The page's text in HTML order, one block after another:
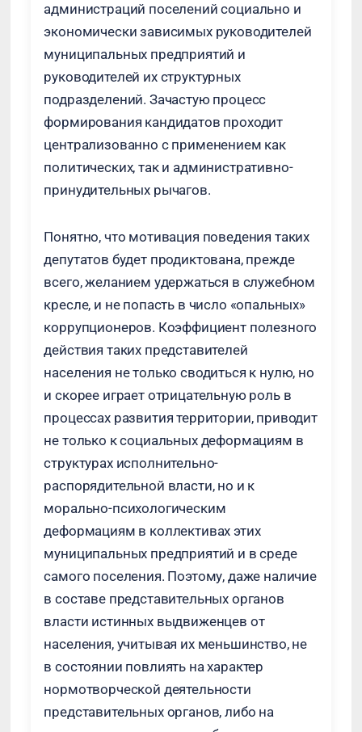
администраций поселений социально и
экономически зависимых руководителей
муниципальных предприятий и
руководителей их структурных
подразделений. Зачастую процесс
формирования кандидатов проходит
централизованно с применением как
политических, так и административно-
принудительных рычагов.
Понятно, что мотивация поведения таких
депутатов будет продиктована, прежде
всего, желанием удержаться в служебном
кресле, и не попасть в число «опальных»
коррупционеров. Коэффициент полезного
действия таких представителей
населения не только сводиться к нулю, но
и скорее играет отрицательную роль в
процессах развития территории, приводит
не только к социальных деформациям в
структурах исполнительно-
распорядительной власти, но и к
морально-психологическим
деформациям в коллективах этих
муниципальных предприятий и в среде
самого поселения. Поэтому, даже наличие
в составе представительных органов
власти истинных выдвиженцев от
населения, учитывая их меньшинство, не
в состоянии повлиять на характер
нормотворческой деятельности
представительных органов, либо на